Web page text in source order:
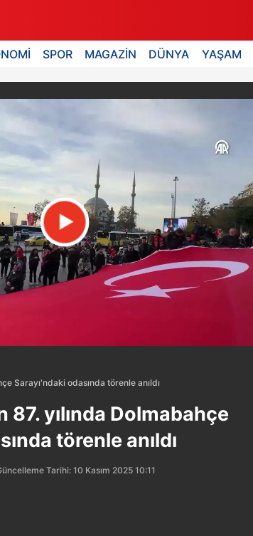
SPOR MAGAZİN DÜNYA YAŞAM
Sarayı'ndaki odasında törenle anıldı
yılında Dolmabahçe
törenle anıldı
Tarihi: 10 Kasım 2025 10:11